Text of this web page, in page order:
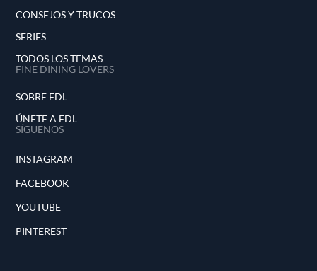
CONSEJOS Y TRUCOS
SERIES
TODOS LOS TEMAS
FINE DINING LOVERS
SOBRE FDL
ÚNETE A FDL
SÍGUENOS
INSTAGRAM
FACEBOOK
YOUTUBE
PINTEREST